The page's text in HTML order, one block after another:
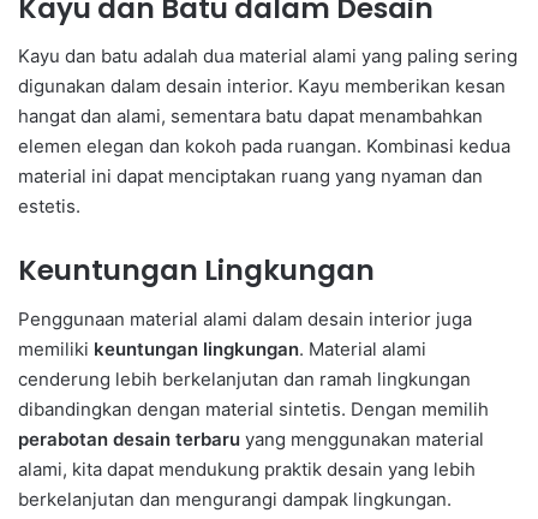
Kayu dan Batu dalam Desain
Kayu dan batu adalah dua material alami yang paling sering
digunakan dalam desain interior. Kayu memberikan kesan
hangat dan alami, sementara batu dapat menambahkan
elemen elegan dan kokoh pada ruangan. Kombinasi kedua
material ini dapat menciptakan ruang yang nyaman dan
estetis.
Keuntungan Lingkungan
Penggunaan material alami dalam desain interior juga
memiliki keuntungan lingkungan. Material alami
cenderung lebih berkelanjutan dan ramah lingkungan
dibandingkan dengan material sintetis. Dengan memilih
perabotan desain terbaru yang menggunakan material
alami, kita dapat mendukung praktik desain yang lebih
berkelanjutan dan mengurangi dampak lingkungan.